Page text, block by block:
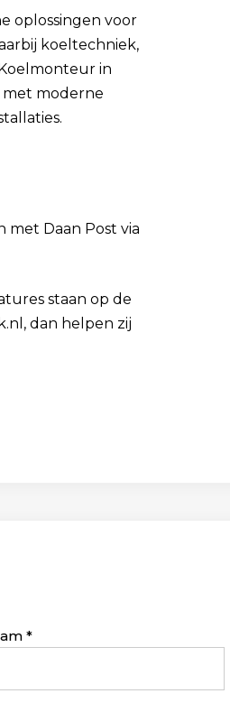
oplossingen voor
koeltechniek,
in
moderne
Daan Post via
staan op de
dan helpen zij